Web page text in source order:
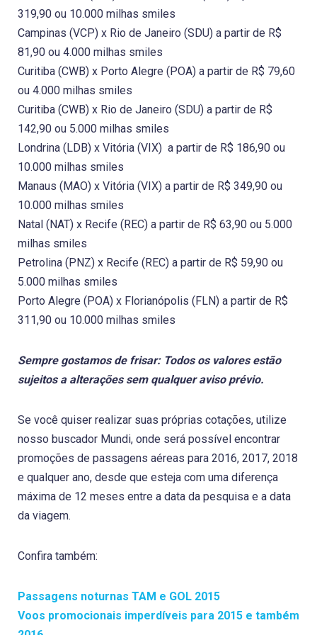
319,90 ou 10.000 milhas smiles
Campinas (VCP) x Rio de Janeiro (SDU) a partir de R$
81,90 ou 4.000 milhas smiles
Curitiba (CWB) x Porto Alegre (POA) a partir de R$ 79,60
ou 4.000 milhas smiles
Curitiba (CWB) x Rio de Janeiro (SDU) a partir de R$
142,90 ou 5.000 milhas smiles
Londrina (LDB) x Vitória (VIX) a partir de R$ 186,90 ou
10.000 milhas smiles
Manaus (MAO) x Vitória (VIX) a partir de R$ 349,90 ou
10.000 milhas smiles
Natal (NAT) x Recife (REC) a partir de R$ 63,90 ou 5.000
milhas smiles
Petrolina (PNZ) x Recife (REC) a partir de R$ 59,90 ou
5.000 milhas smiles
Porto Alegre (POA) x Florianópolis (FLN) a partir de R$
311,90 ou 10.000 milhas smiles
Sempre gostamos de frisar: Todos os valores estão
sujeitos a alterações sem qualquer aviso prévio.
Se você quiser realizar suas próprias cotações, utilize
nosso buscador Mundi, onde será possível encontrar
promoções de passagens aéreas para 2016, 2017, 2018
e qualquer ano, desde que esteja com uma diferença
máxima de 12 meses entre a data da pesquisa e a data
da viagem.
Confira também:
Passagens noturnas TAM e GOL 2015
Voos promocionais imperdíveis para 2015 e também